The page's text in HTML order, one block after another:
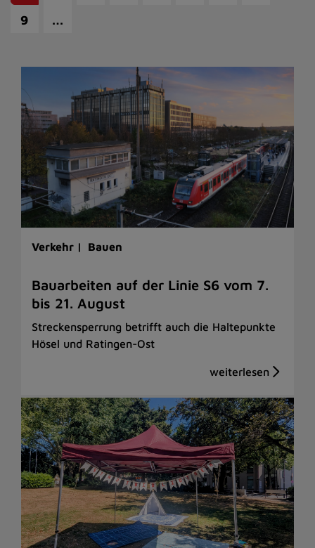
9
…
Verkehr | Bauen
Bauarbeiten auf der Linie S6 vom 7.
bis 21. August
Streckensperrung betrifft auch die Haltepunkte
Hösel und Ratingen-Ost